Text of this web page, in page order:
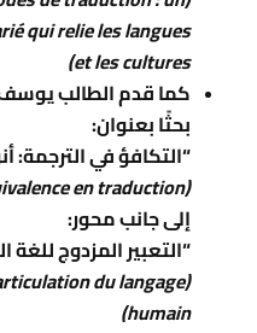
qui relie les langues
et les cultures)
كما قدم الطالب يوسف
بحثًا بعنوان:
“التكافؤ في الترجمة:
(Équivalence en traduction)
إلى جانب محور:
“التعبير المزدوج للغة
du langage
humain)